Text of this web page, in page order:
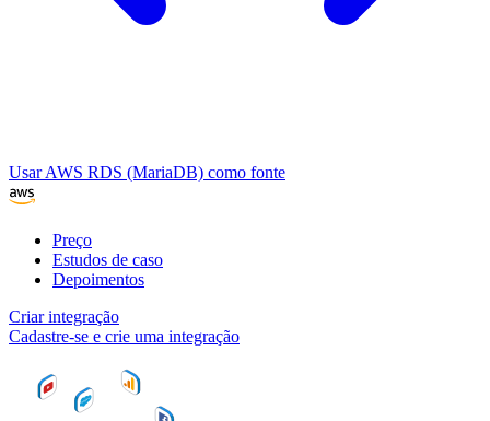
Usar AWS RDS (MariaDB) como fonte
Preço
Estudos de caso
Depoimentos
Criar integração
Cadastre-se e crie uma integração